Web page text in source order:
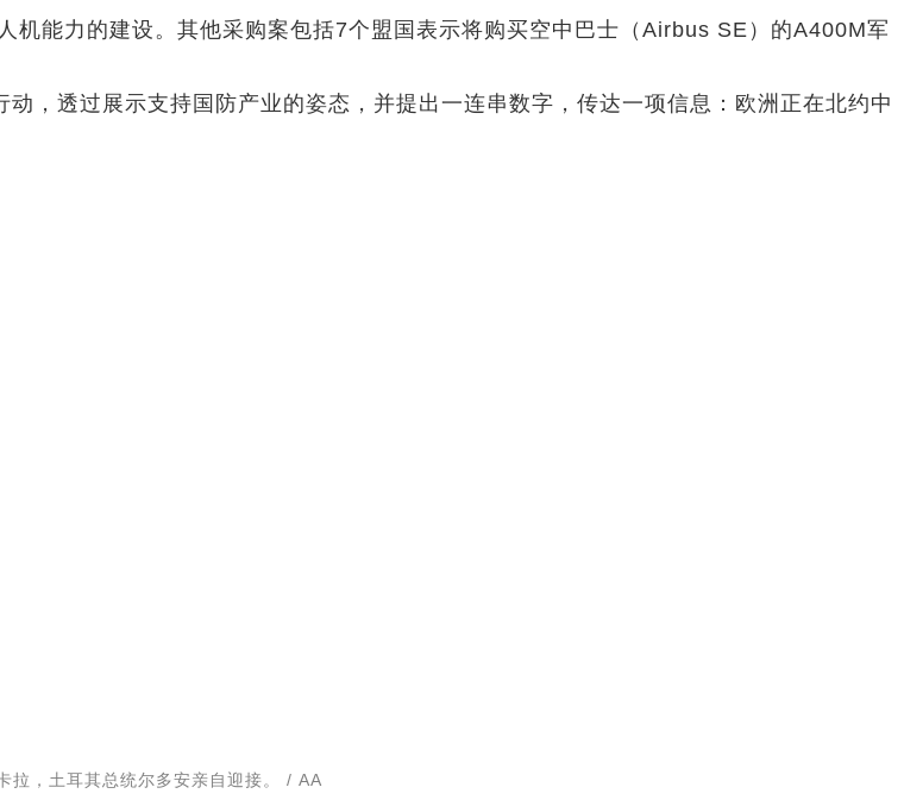
能力的建设。其他采购案包括7个盟国表示将购买空中巴士（Airbus SE）的A400M军
透过展示支持国防产业的姿态，并提出一连串数字，传达一项信息：欧洲正在北约中
拉，土耳其总统尔多安亲自迎接。 / AA